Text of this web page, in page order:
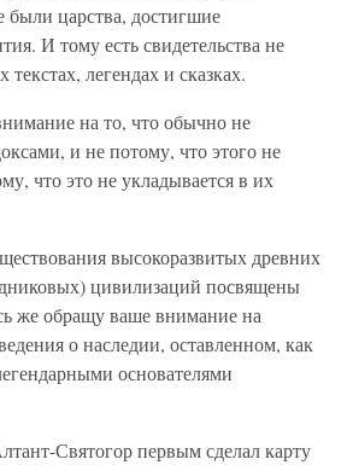
были царства, достигшие
И тому есть свидетельства не
легендах и сказках.
на то, что обычно не
и не потому, что этого не
что это не укладывается в их
высокоразвитых древних
цивилизаций посвящены
же обращу ваше внимание на
о наследии, оставленном, как
основателями
Святогор первым сделал карту